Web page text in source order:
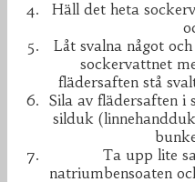
Häll det heta
Låt svalna något
sockervattnet
flädersaften stå
Sila av flädersaften i
silduk
Ta upp lite
natriumbensoaten